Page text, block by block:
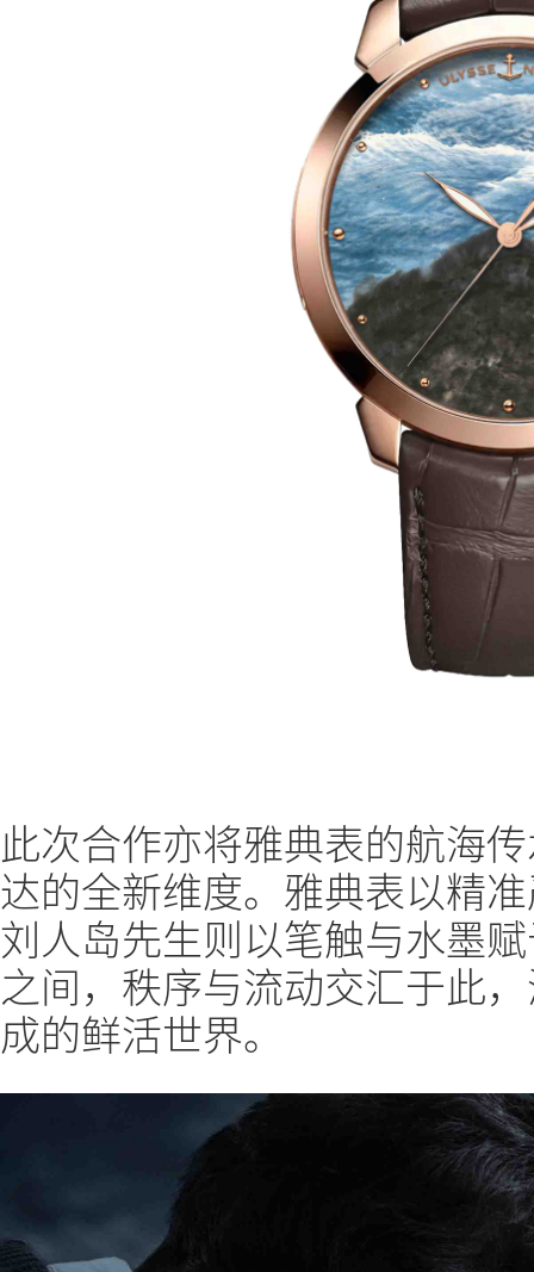
此次合作亦将雅典表的航海
达的全新维度。雅典表以精
刘人岛先生则以笔触与水墨
之间，秩序与流动交汇于此
成的鲜活世界。